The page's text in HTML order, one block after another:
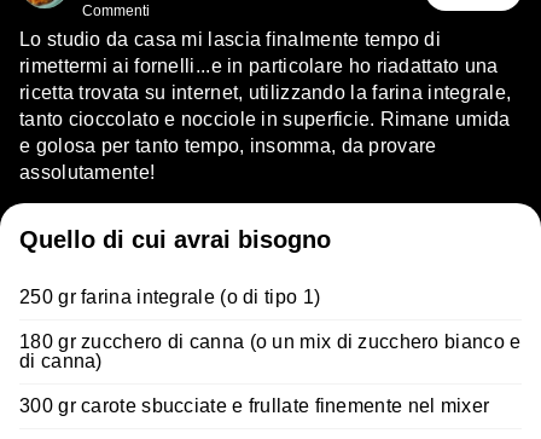
Commenti
Lo studio da casa mi lascia finalmente tempo di
rimettermi ai fornelli...e in particolare ho riadattato una
ricetta trovata su internet, utilizzando la farina integrale,
tanto cioccolato e nocciole in superficie. Rimane umida
e golosa per tanto tempo, insomma, da provare
assolutamente!
Quello di cui avrai bisogno
250 gr farina integrale (o di tipo 1)
180 gr zucchero di canna (o un mix di zucchero bianco e
di canna)
300 gr carote sbucciate e frullate finemente nel mixer